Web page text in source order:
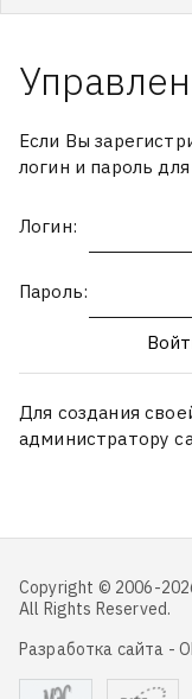
Если Вы
логин и пароль
Логин:
Пароль:
Для создания
администратору
Copyright © 2006-
All Rights Reserved.
Разработка сайта -